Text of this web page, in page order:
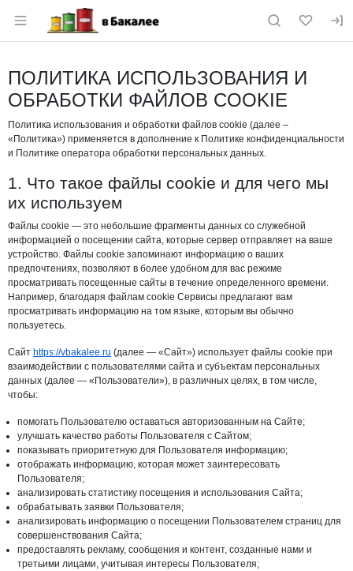
Раздел навигации по сайту vbakalee.ru
ПОЛИТИКА ИСПОЛЬЗОВАНИЯ И
ОБРАБОТКИ ФАЙЛОВ COOKIE
Политика использования и обработки файлов cookie (далее –
«Политика») применяется в дополнение к Политике конфиденциальности
и Политике оператора обработки персональных данных.
1. Что такое файлы cookie и для чего мы
их используем
Файлы cookie — это небольшие фрагменты данных со служебной
информацией о посещении сайта, которые сервер отправляет на ваше
устройство. Файлы cookie запоминают информацию о ваших
предпочтениях, позволяют в более удобном для вас режиме
просматривать посещенные сайты в течение определенного времени.
Например, благодаря файлам cookie Сервисы предлагают вам
просматривать информацию на том языке, которым вы обычно
пользуетесь.
Сайт https://vbakalee.ru (далее — «Сайт») использует файлы cookie при
взаимодействии с пользователями сайта и субъектам персональных
данных (далее — «Пользователи»), в различных целях, в том числе,
чтобы:
помогать Пользователю оставаться авторизованным на Сайте;
улучшать качество работы Пользователя с Сайтом;
показывать приоритетную для Пользователя информацию;
отображать информацию, которая может заинтересовать
Пользователя;
анализировать статистику посещения и использования Сайта;
обрабатывать заявки Пользователя;
анализировать информацию о посещении Пользователем страниц для
совершенствования Сайта;
предоставлять рекламу, сообщения и контент, созданные нами и
третьими лицами, учитывая интересы Пользователя;